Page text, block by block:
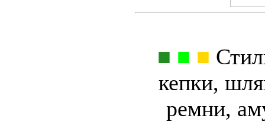
■ ■ ■
кепки,
ремни,